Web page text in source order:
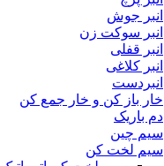
انبر جوش
انبر سوکت زن
انبر قفلی
انبر کلاغی
انبردست
خار باز کن و خار جمع کن
دم باریک
سیم چین
سیم لخت کن